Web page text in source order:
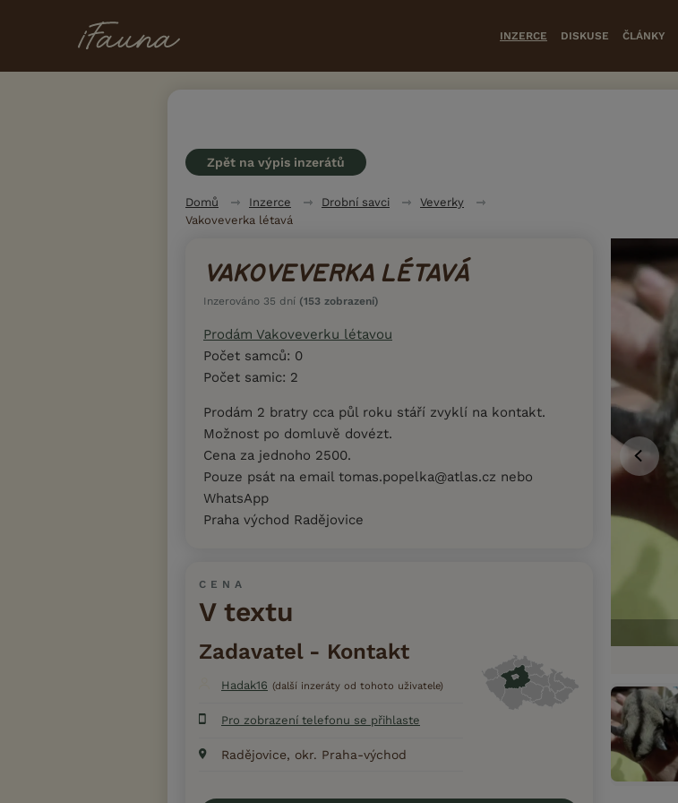
INZERCE DISKUSE ČLÁNKY
Zpět na výpis inzerátů
Domů Inzerce Drobní savci
Veverky
Vakoveverka létavá
VAKOVEVERKA LÉTAVÁ
Inzerováno 35 dní (153 zobrazení)
Prodám Vakoveverku létavou
Počet samců: 0
Počet samic: 2
Prodám 2 bratry cca půl roku stáří zvyklí na kontakt.
Možnost po domluvě dovézt.
Cena za jednoho 2500.
Pouze psát na email tomas.popelka@atlas.cz nebo
WhatsApp
Praha východ Radějovice
CENA
V textu
Zadavatel - Kontakt
Hadak16 (další inzeráty od tohoto uživatele)
Pro zobrazení telefonu se přihlaste
Radějovice, okr. Praha-východ